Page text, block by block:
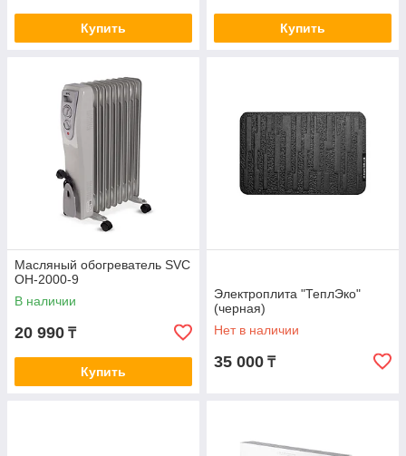
Купить Купить
Масляный обогреватель SVC
OH-2000-9
В наличии
20 990 ₸
Купить
Электроплита "ТеплЭко"
(черная)
Нет в наличии
35 000 ₸